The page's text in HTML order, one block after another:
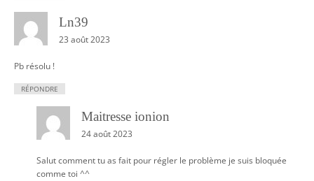
Ln39
23 août 2023
Pb résolu !
RÉPONDRE
Maitresse ionion
24 août 2023
Salut comment tu as fait pour régler le problème je suis bloquée
comme toi ^^